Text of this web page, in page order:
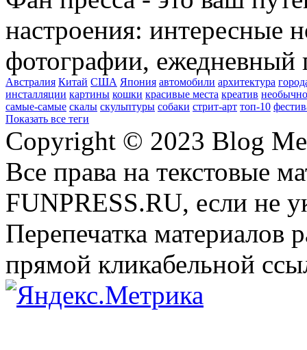
настроения: интересные
фотографии, ежедневный
Австралия Китай США Япония автомобили архитектура
инсталляции картины кошки красивые места креатив
самые-самые скалы скульптуры собаки стрит-арт топ-10
Показать все теги
Copyright © 2023 Blog
Все права на текстовые
FUNPRESS.RU, если не
Перепечатка материалов
прямой кликабельной